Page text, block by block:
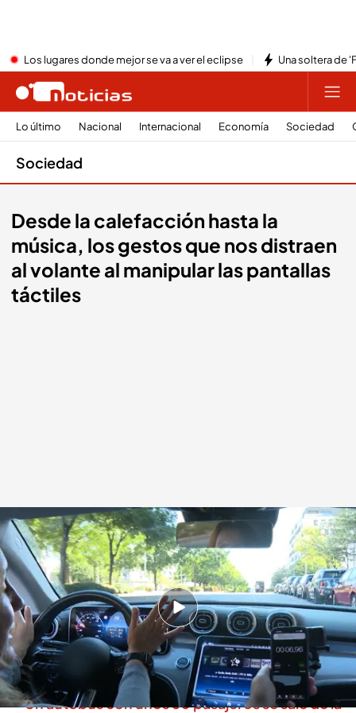
Los lugares donde mejor se va a ver el eclipse Una soltera de
Lo último Nacional Internacional Economía Sociedad
Sociedad
Desde la calefacción hasta la
música, los gestos que nos distraen
al volante al manipular las pantallas
táctiles
Las pantallas táctiles distraen más que los botones.Noticias Cuatro
Redacción digital Noticias Cuatro
01 OCT 2025 - 19:43h.
La Euro NCAP va a recomendar a los
fabricantes que implementen los botones
físicos más seguros
Un autobús con unos 60 pasajeros se sale de la